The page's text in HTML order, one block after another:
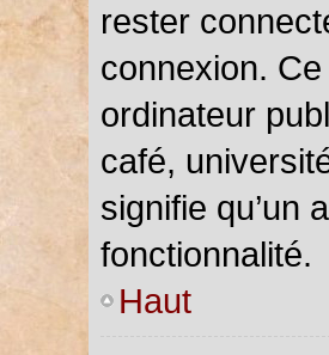
rester
connexion.
ordinateur
café,
signifie qu’un
fonctionnalité.
Haut